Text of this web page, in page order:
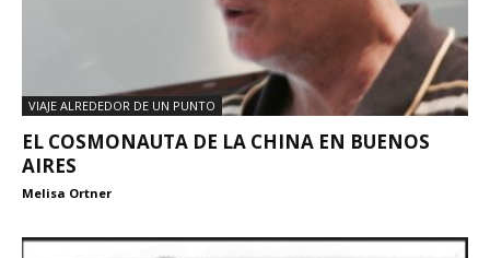
VIAJE ALREDEDOR DE UN PUNTO
EL COSMONAUTA DE LA CHINA EN BUENOS
AIRES
Melisa Ortner